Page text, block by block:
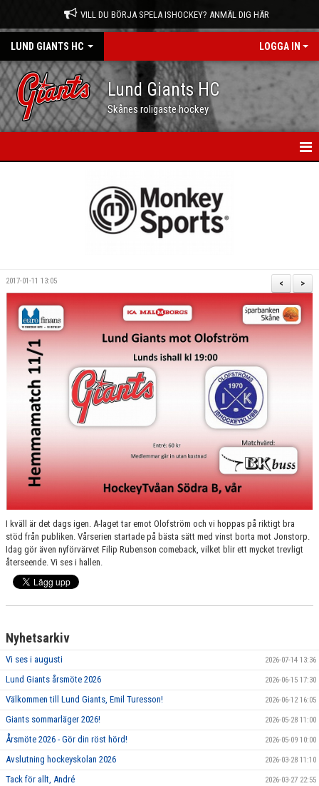
VILL DU BÖRJA SPELA ISHOCKEY? ANMÄL DIG HÄR
LUND GIANTS HC LOGGA IN
Lund Giants HC
Skånes roligaste hockey
SPONSORER
MEDLEMSKAP
DOKUMENT/LÄNKAR
LUND GIANTS RÖDA TRÅD
KONTAKTA OSS
>
<
2017-01-11 13:05
I kväll är det dags igen. A-laget tar emot Olofström och vi hoppas på riktigt bra
stöd från publiken. Vårserien startade på bästa sätt med vinst borta mot Jonstorp.
Idag gör även nyförvärvet Filip Rubenson comeback, vilket blir ett mycket trevligt
återseende. Vi ses i hallen.
Nyhetsarkiv
Vi ses i augusti 2026-07-14 13:36
Lund Giants årsmöte 2026 2026-06-15 17:30
Välkommen till Lund Giants, Emil Turesson! 2026-06-12 16:05
Giants sommarläger 2026! 2026-05-28 11:00
Årsmöte 2026 - Gör din röst hörd! 2026-05-09 10:00
Avslutning hockeyskolan 2026 2026-03-28 11:10
Tack för allt, André 2026-03-27 22:55